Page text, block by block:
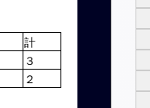
計
３
２